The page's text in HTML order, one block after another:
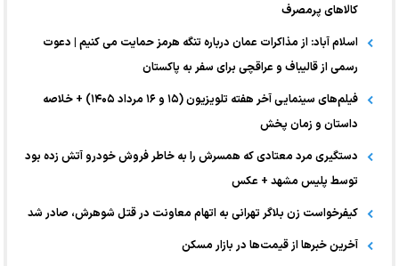
کالا‌های پرمصرف
اسلام آباد: از مذاکرات عمان درباره تنگه هرمز حمایت می کنیم | دعوت
رسمی از قالیباف و عراقچی برای سفر به پاکستان
فیلم‌های سینمایی آخر هفته تلویزیون (۱۵ و ۱۶ مرداد ۱۴۰۵) + خلاصه
داستان و زمان پخش
دستگیری مرد معتادی که همسرش را به خاطر فروش خودرو آتش زده بود
توسط پلیس مشهد + عکس
کیفرخواست زن بلاگر تهرانی به اتهام معاونت در قتل شوهرش، صادر شد
آخرین خبر‌ها از قیمت‌ها در بازار مسکن